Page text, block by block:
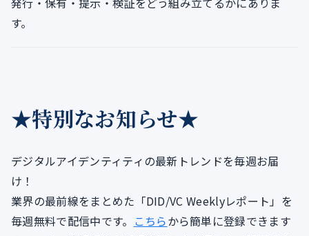
す。
★特別なお知らせ★
デジタルアイデンティティの最新トレンドを毎週お届
け！
業界の最前線をまとめた「DID/VC Weeklyレポート」を
毎週無料で配信中です。 こちらから簡単に登録できます